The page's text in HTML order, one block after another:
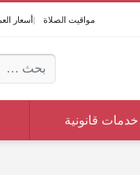
مواقيت الصلاة أسعار
البحث عن:
خدمات قانونية